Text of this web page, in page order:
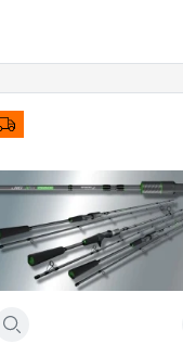
este ales corect.